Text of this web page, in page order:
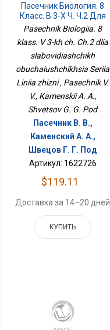
Пасечник Биология. 8
Класс. В 3-Х Ч. Ч.2 Для
Слабовидящих
Обучающихся Серия
Линия Жизни
Pasechnik Biologiia. 8
klass. V 3-kh ch. Ch.2 dlia
slabovidiashchikh
obuchaiushchikhsia Seriia
Liniia zhizni , Pasechnik V.
V., Kamenskii A. A.,
Shvetsov G. G. Pod
Пасечник В. В.,
Каменский А. А.,
Швецов Г. Г. Под
Артикул: 1622726
$119.11
Доставка за 14–20 дней
КУПИТЬ